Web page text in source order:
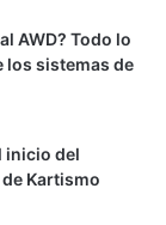
AWD? Todo lo
los sistemas de
inicio del
Kartismo